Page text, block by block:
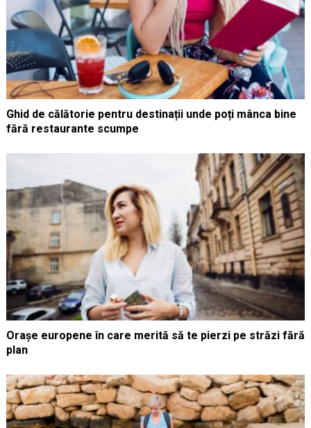
Ghid de călătorie pentru destinații unde poți mânca bine
fără restaurante scumpe
Orașe europene în care merită să te pierzi pe străzi fără
plan